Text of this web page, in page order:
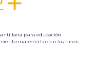
para educación
matemático en los niños.